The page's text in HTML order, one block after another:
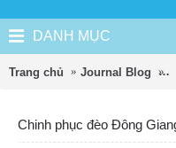
DANH MỤC
Trang chủ Journal Blog
Chinh phục đèo Đông